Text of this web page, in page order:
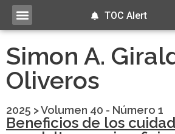
TOC Alert
Simon A.
Oliveros
2025 >Volumen 40 - Número 1
Beneficios de los